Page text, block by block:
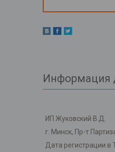
Информация
ИП Жуковский В.Д.
г. Минск, Пр-т
Дата регистрации в